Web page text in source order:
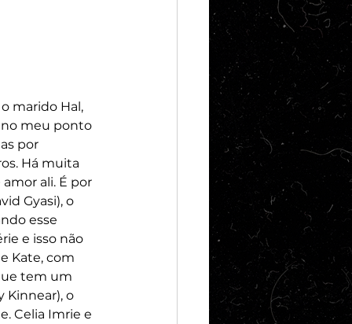
marido Hal,
no meu ponto
por
Há muita
ali. É por
Gyasi), o
esse
e isso não
Kate, com
tem um
Kinnear), o
Celia Imrie e